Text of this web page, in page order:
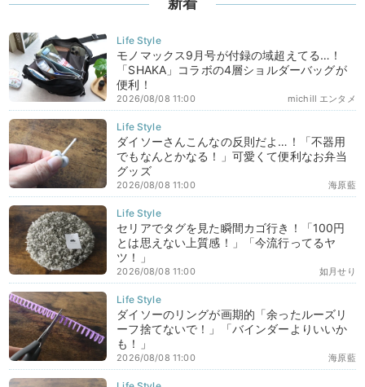
モノマックス9月号が付録の域超えてる…！
「SHAKA」コラボの4層ショルダーバッグが
便利！
michill エンタメ
2026/08/08 11:00
ダイソーさんこんなの反則だよ…！「不器用
でもなんとかなる！」可愛くて便利なお弁当
グッズ
海原藍
2026/08/08 11:00
セリアでタグを見た瞬間カゴ行き！「100円
とは思えない上質感！」「今流行ってるヤ
ツ！」
如月せり
2026/08/08 11:00
ダイソーのリングが画期的「余ったルーズリ
ーフ捨てないで！」「バインダーよりいいか
も！」
海原藍
2026/08/08 11:00